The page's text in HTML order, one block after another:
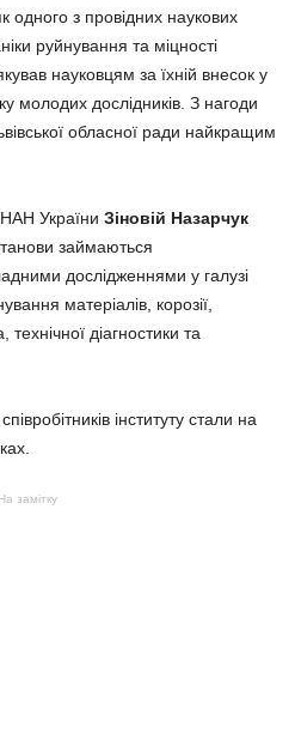
одного з провідних наукових
руйнування та міцності
науковцям за їхній внесок у
молодих дослідників. З нагоди
обласної ради найкращим
НАН України Зіновій Назарчук
займаються
дослідженнями у галузі
матеріалів, корозії,
діагностики та
інституту стали на
На замітку